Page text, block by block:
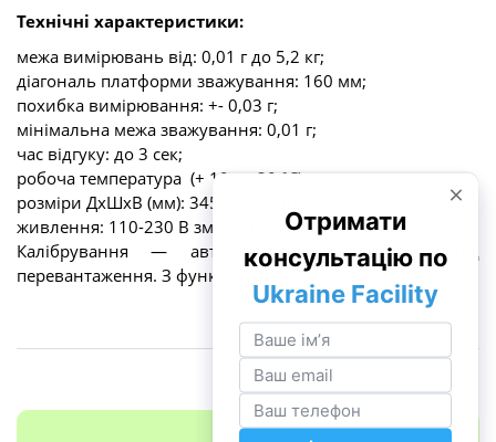
Технічні характеристики:
межа вимірювань від: 0,01 г до 5,2 кг;
діагональ платформи зважування: 160 мм;
похибка вимірювання: +- 0,03 г;
мінімальна межа зважування: 0,01 г;
час відгуку: до 3 сек;
робоча температура (+ 10…+ 30 °C);
розміри ДхШхВ (мм): 345x215x100;
живлення: 110-230 В змінного струму, 50/60 Гц.
Калібрування — автоматичне. Із захистом від
перевантаження. З функцією обліку ваги тари тощо